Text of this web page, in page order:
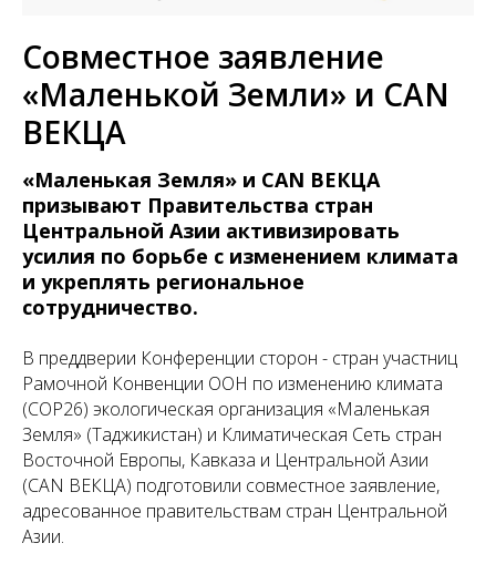
Совместное заявление
«Маленькой Земли» и CAN
ВЕКЦА
«Маленькая Земля» и CAN ВЕКЦА
призывают Правительства стран
Центральной Азии активизировать
усилия по борьбе с изменением климата
и укреплять региональное
сотрудничество.
В преддверии Конференции сторон - стран участниц
Рамочной Конвенции ООН по изменению климата
(COP26) экологическая организация «Маленькая
Земля» (Таджикистан) и Климатическая Сеть стран
Восточной Европы, Кавказа и Центральной Азии
(CAN ВЕКЦА) подготовили совместное заявление,
адресованное правительствам стран Центральной
Азии.